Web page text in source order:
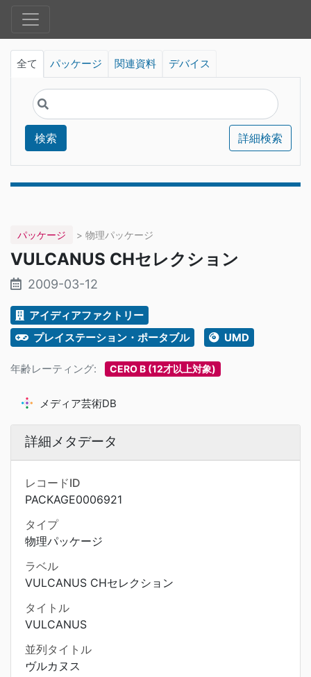
全て パッケージ 関連資料 デバイス
検索 詳細検索
パッケージ > 物理パッケージ
VULCANUS CHセレクション
2009-03-12
アイディアファクトリー
プレイステーション・ポータブル
UMD
年齢レーティング: CERO B (12才以上対象)
メディア芸術DB
詳細メタデータ
レコードID
PACKAGE0006921
タイプ
物理パッケージ
ラベル
VULCANUS CHセレクション
タイトル
VULCANUS
並列タイトル
ヴルカヌス